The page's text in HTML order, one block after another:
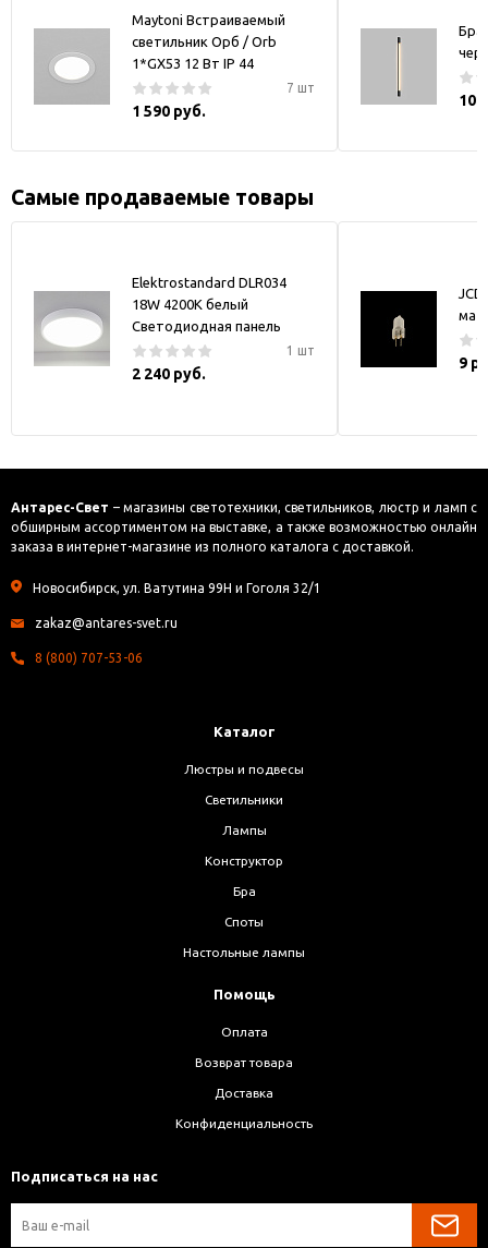
Maytoni Встраиваемый
светильник Орб / Orb
1*GX53 12 Вт IP 44
7 шт
1 590 руб.
Бра
10
Самые продаваемые товары
Elektrostandard DLR034
18W 4200K белый
Светодиодная панель
1 шт
2 240 руб.
JCD
9
Антарес-Свет – магазины светотехники, светильников, люстр и ламп с
обширным ассортиментом на выставке, а также возможностью онлайн
заказа в интернет-магазине из полного каталога с доставкой.
Новосибирск, ул. Ватутина 99Н и Гоголя 32/1
zakaz@antares-svet.ru
8 (800) 707-53-06
Каталог
Люстры и подвесы
Светильники
Лампы
Конструктор
Бра
Споты
Настольные лампы
Помощь
Оплата
Возврат товара
Доставка
Конфиденциальность
Подписаться на нас